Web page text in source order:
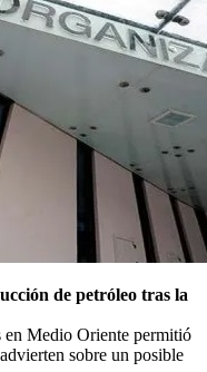
de petróleo tras la
en Medio Oriente permitió
sobre un posible